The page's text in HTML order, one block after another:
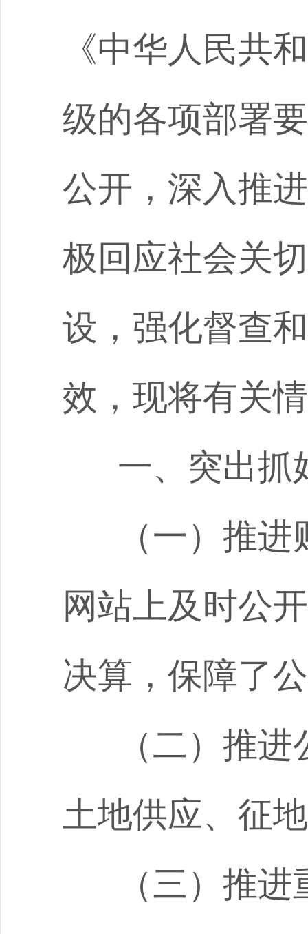
《中华人民共
级的各项部署
公开，深入推
极回应社会关
设，强化督查
效，现将有关
一、突出抓
（一）推
网站上及时公
决算，保障了
（二）推
土地供应、征
（三）推